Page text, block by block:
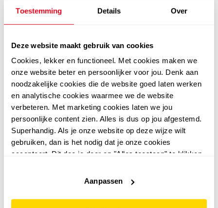
Toestemming Details Over
Deze website maakt gebruik van cookies
Cookies, lekker en functioneel. Met cookies maken we
onze website beter en persoonlijker voor jou. Denk aan
noodzakelijke cookies die de website goed laten werken
en analytische cookies waarmee we de website
verbeteren. Met marketing cookies laten we jou
persoonlijke content zien. Alles is dus op jou afgestemd.
Superhandig. Als je onze website op deze wijze wilt
gebruiken, dan is het nodig dat je onze cookies
accepteert. Dit doe je door op "Alles toestaan" te klikken.
website niet optimaal functioneert.
Aanpassen